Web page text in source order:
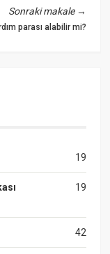
Sonraki makale→
parası alabilir mi?
19
19
42